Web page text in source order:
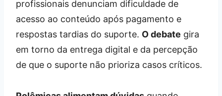
profissionais denunciam dificuldade de
acesso ao conteúdo após pagamento e
respostas tardias do suporte. O debate gira
em torno da entrega digital e da percepção
de que o suporte não prioriza casos críticos.